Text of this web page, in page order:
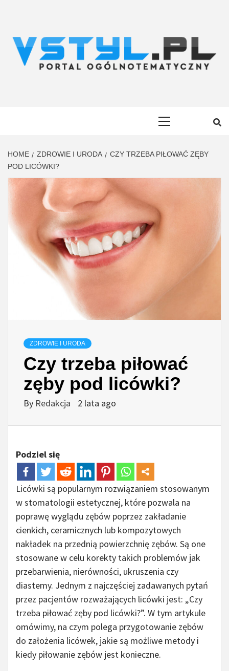
HOME ZDROWIE I URODA
CZY TRZEBA PIŁOWAĆ ZĘBY
POD LICÓWKI?
ZDROWIE I URODA
Czy trzeba piłować
zęby pod licówki?
By Redakcja 2 lata ago
Podziel się
Licówki są popularnym rozwiązaniem stosowanym
w stomatologii estetycznej, które pozwala na
poprawę wyglądu zębów poprzez zakładanie
cienkich, ceramicznych lub kompozytowych
nakładek na przednią powierzchnię zębów. Są one
stosowane w celu korekty takich problemów jak
przebarwienia, nierówności, ukruszenia czy
diastemy. Jednym z najczęściej zadawanych pytań
przez pacjentów rozważających licówki jest: „Czy
trzeba piłować zęby pod licówki?”. W tym artykule
omówimy, na czym polega przygotowanie zębów
do założenia licówek, jakie są możliwe metody i
kiedy piłowanie zębów jest konieczne.